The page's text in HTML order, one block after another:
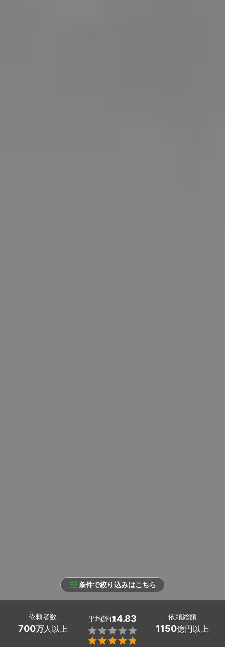
条件で絞り込みはこちら
依頼者数
700万人以上
平均評価4.83


依頼総額
1150億円以上